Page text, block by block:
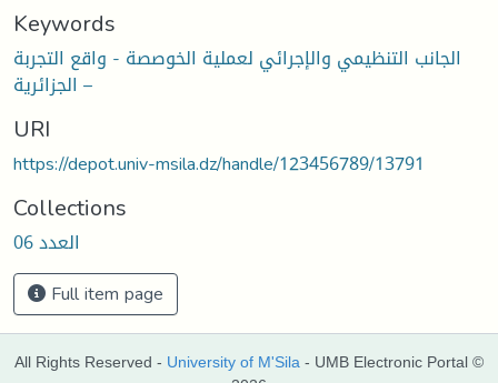
Keywords
الجانب التنظيمي والإجرائي لعملية الخوصصة - واقع التجربة
الجزائرية –
URI
https://depot.univ-msila.dz/handle/123456789/13791
Collections
العدد 06
Full item page
All Rights Reserved - University of M'Sila - UMB Electronic Portal ©